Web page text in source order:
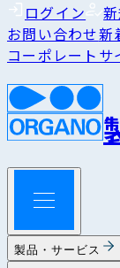
ログイン
お問い合わせ新
コーポレートサ
製品・サービス